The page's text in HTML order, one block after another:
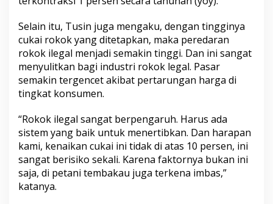
l
g
a
l
Selain itu, Tusin juga mengaku, dengan tingginya
cukai rokok yang ditetapkan, maka peredaran
rokok ilegal menjadi semakin tinggi. Dan ini sangat
menyulitkan bagi industri rokok legal. Pasar
semakin tergencet akibat pertarungan harga di
tingkat konsumen.
“Rokok ilegal sangat berpengaruh. Harus ada
sistem yang baik untuk menertibkan. Dan harapan
kami, kenaikan cukai ini tidak di atas 10 persen, ini
sangat berisiko sekali. Karena faktornya bukan ini
saja, di petani tembakau juga terkena imbas,”
katanya.